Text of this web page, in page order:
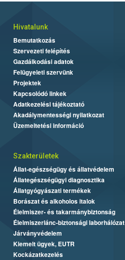
Hivatalunk
Bemutatkozás
Szervezeti felépítés
Gazdálkodási adatok
Felügyeleti szervünk
Projektek
Kapcsolódó linkek
Adatkezelési tájékoztató
Akadálymentességi nyilatkozat
Üzemeltetési információ
Szakterületek
Állat-egészségügy és állatvédelem
Állategészségügyi diagnosztika
Állatgyógyászati termékek
Borászat és alkoholos italok
Élelmiszer- és takarmánybiztonság
Élelmiszerlánc-biztonsági laborhálózat
Járványvédelem
Kiemelt ügyek, EUTR
Kockázatkezelés